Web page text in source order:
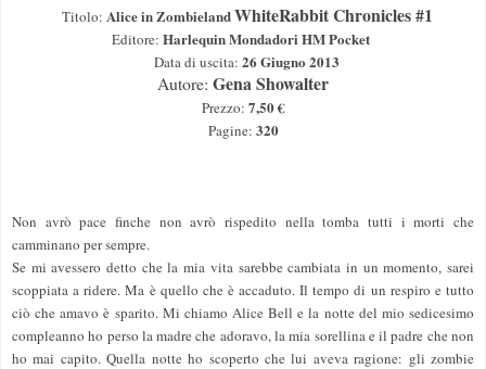
Titolo: Alice in ZombielandWhiteRabbit Chronicles #1
Editore: Harlequin Mondadori HMPocket
Data di uscita: 26 Giugno 2013
Autore: Gena Showalter
Prezzo: 7,50 €
Pagine: 320
Non avrò pace finche non avrò rispedito nella tomba tutti i morti che
camminano per sempre.
Se mi avessero detto che la mia vita sarebbe cambiata in un momento, sarei
scoppiata a ridere. Ma è quello che è accaduto. Il tempo di un respiro e tutto
ciò che amavo è sparito. Mi chiamo Alice Bell e la notte del mio sedicesimo
compleanno ho perso la madre che adoravo, la mia sorellina e il padre che non
ho mai capito. Quella notte ho scoperto che lui aveva ragione: gli zombie